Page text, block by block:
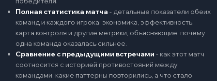
Полная статистика матча - детальные показатели обеих
команд и каждого игрока: экономика, эффективность,
карта контроля и другие метрики, объясняющие, почему
одна команда оказалась сильнее.
Сравнение с предыдущими встречами - как этот матч
соотносится с историей противостояний между
командами, какие паттерны повторились, а что стало